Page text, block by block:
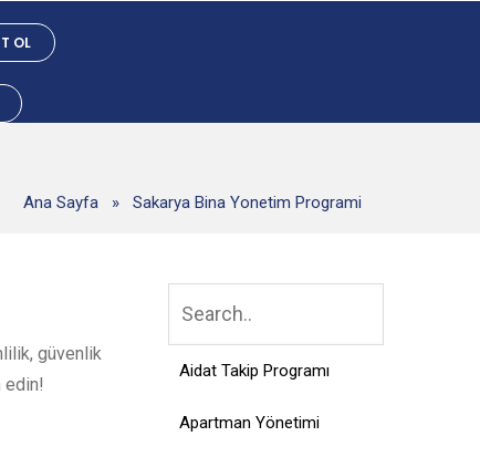
OL
Ana Sayfa » Sakarya Bina Yonetim Programi
güvenlik
edin!
Aidat Takip Programı
Apartman Yönetimi